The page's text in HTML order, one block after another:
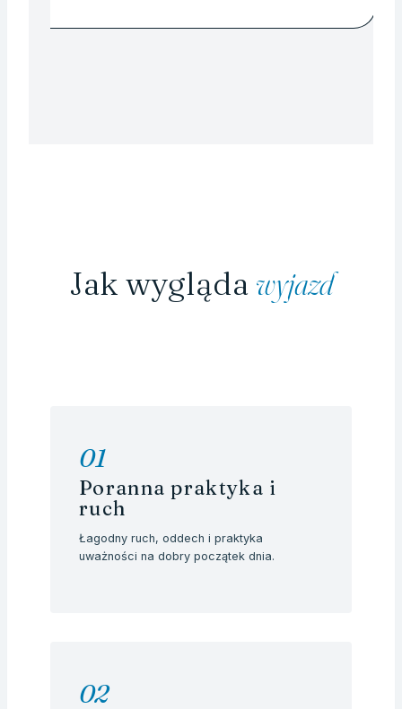
Jak wygląda wyjazd
01
Poranna praktyka i
ruch
Łagodny ruch, oddech i praktyka
uważności na dobry początek dnia.
02